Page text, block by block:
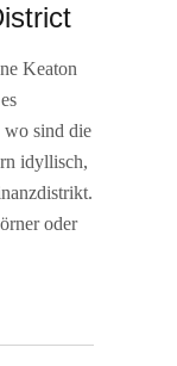
Keaton
wo sind die
idyllisch,
oder